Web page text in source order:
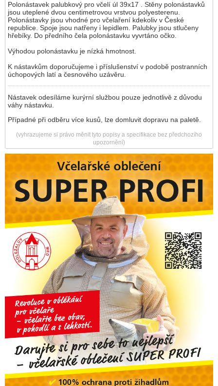
Polonástavek palubkový pro včelí úl 39x17 . Stěny polonástavků
jsou uteplené dvou centimetrovou vrstvou polyesterenu.
Polonástavky jsou vhodné pro včelaření kdekoliv v České
republice. Spoje jsou natřeny i lepidlem. Palubky jsou stlučeny
hřebíky. Do předního čela polonástavku vyvrtáno očko.
Výhodou polonástavku je nízká hmotnost.
K nástavkům doporučujeme i příslušenství v podobě postranních
úchopových latí a česnového uzávěru.
Nástavek odesíláme kurýrní službou pouze jednotlivě z důvodu
váhy nástavku.
Případné při odběru více kusů, lze domluvit dopravu na paletě.
(vyhrazujeme si právo měnit tyto popisy a specifikace bez předchozího
upozornění)